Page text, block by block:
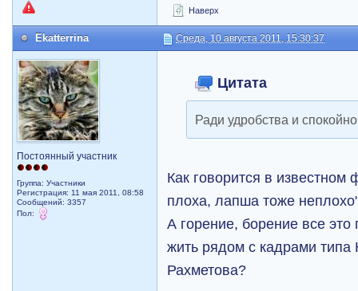
Наверх
Ekatterrina Среда, 10 августа 2011, 15:30:37
Постоянный участник
Группа: Участники
Регистрация: 11 мая 2011, 08:58
Сообщений: 3357
Пол:
Цитата
Ради удробства и
Как говорится в
плоха, лапша тоже
А горение, борение все
жить рядом с кадрами типа
Рахметова?